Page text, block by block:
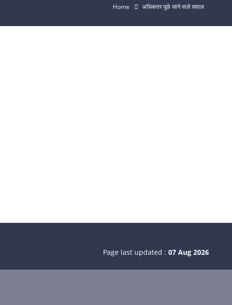
Home अधिकतर पूछे जाने वाले सवाल
Page last updated : 07 Aug 2026